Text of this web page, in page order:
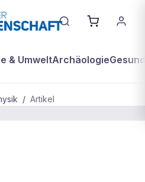
& UmweltArchäologie
/ Artikel